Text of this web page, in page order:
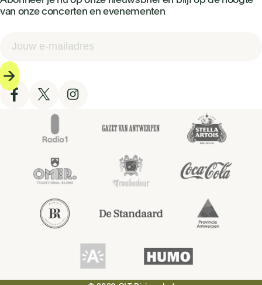
van onze concerten en evenementen